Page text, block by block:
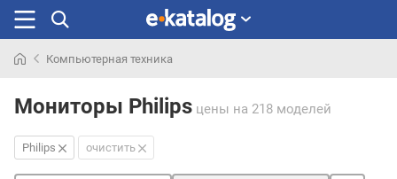
раньше
Компьютерная техника
Мониторы Philips цены на 218 моделей
Philips очистить